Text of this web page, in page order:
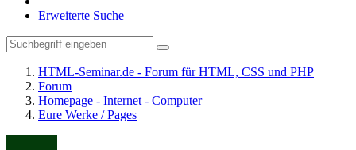
Erweiterte Suche
HTML-Seminar.de - Forum für HTML, CSS und PHP
Forum
Homepage - Internet - Computer
Eure Werke / Pages